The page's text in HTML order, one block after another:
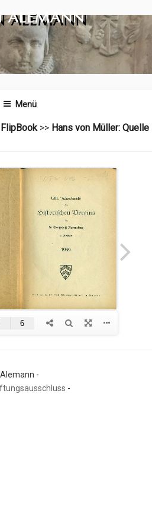
ALEMANN
Menü
>> Hans von Müller: Quelle
-
-